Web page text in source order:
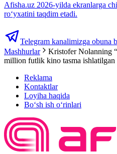
Afisha.uz 2026-yilda ekranlarga
ro‘yxatini taqdim etadi.
Telegram kanalimizga obuna
Mashhurlar
Kristofer Nolanning
million futlik kino tasma ishlatilgan
Reklama
Kontaktlar
Loyiha haqida
Bo‘sh ish o‘rinlari